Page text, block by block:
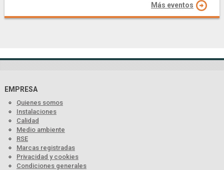
Más eventos
EMPRESA
Quienes somos
Instalaciones
Calidad
Medio ambiente
RSE
Marcas registradas
Privacidad y cookies
Condiciones generales